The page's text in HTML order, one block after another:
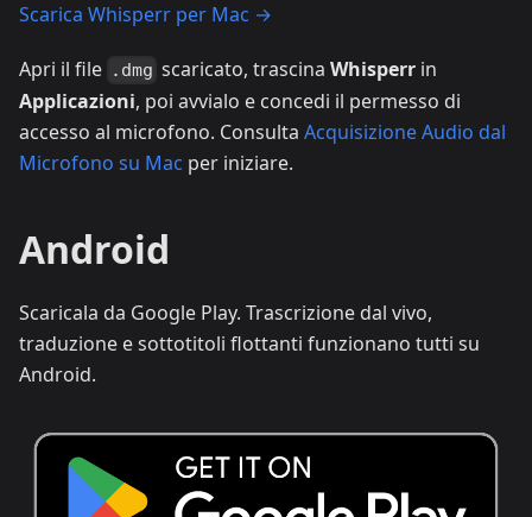
Scarica Whisperr per Mac →
Apri il file .dmg scaricato, trascinaWhisperr in
Applicazioni, poi avvialo e concedi il permesso di
accesso al microfono. Consulta Acquisizione Audio dal
Microfono su Mac per iniziare.
Android
Scaricala da Google Play. Trascrizione dal vivo,
traduzione e sottotitoli flottanti funzionano tutti su
Android.